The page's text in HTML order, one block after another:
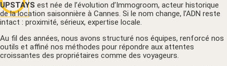
UPSTAYS est née de l’évolution d’Immogroom, acteur historique
de la location saisonnière à Cannes. Si le nom change, l’ADN reste
intact : proximité, sérieux, expertise locale.
Au fil des années, nous avons structuré nos équipes, renforcé nos
outils et affiné nos méthodes pour répondre aux attentes
croissantes des propriétaires comme des voyageurs.